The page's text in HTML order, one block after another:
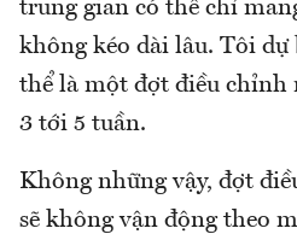
trung gian có thể chỉ
không kéo dài lâu. Tôi dự
thể là một đợt điều chỉnh
3 tới 5 tuần.
Không những vậy, đợt
sẽ không vận động theo